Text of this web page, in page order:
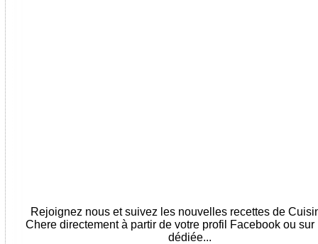
Rejoignez nous et suivez les nouvelles recettes de
Chere directement à partir de votre profil Facebook ou sur
dédiée...